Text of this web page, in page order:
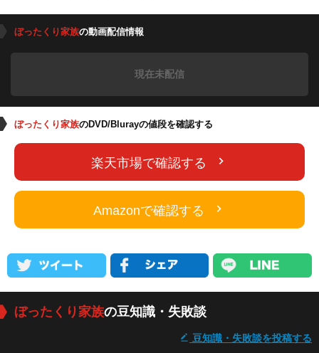
ぼったくり家族の動画配信情報
現在未配信
ぼったくり家族のDVD/Blurayの値段を確認する
楽天市場で確認する
Amazonで確認する
ぼったくり家族の豆知識・失敗談
豆知識・失敗談を投稿する